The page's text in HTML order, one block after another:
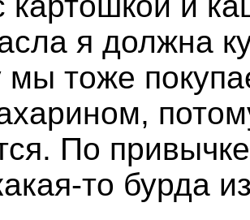
я должна
мы тоже
По
то бурда